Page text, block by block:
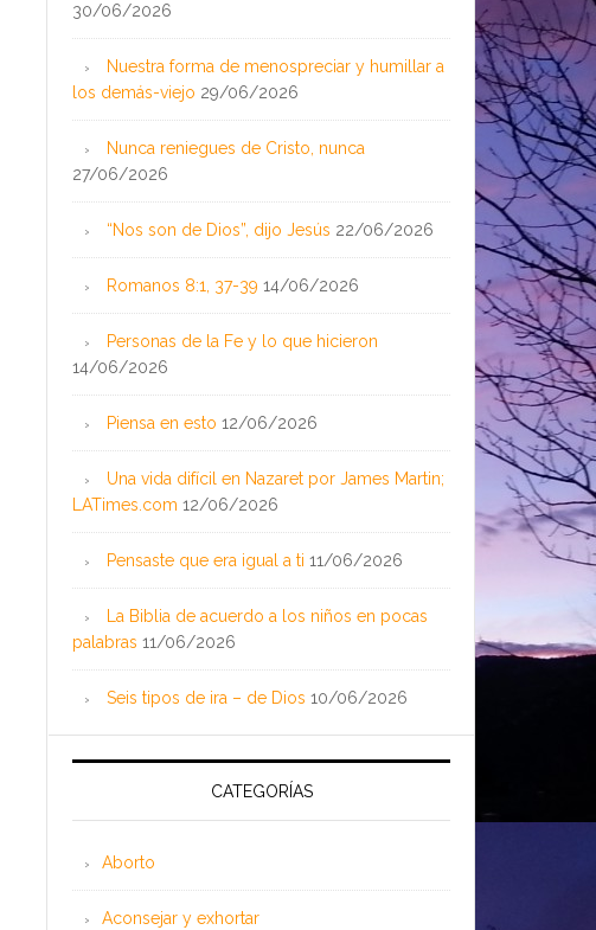
30/06/2026
Nuestra forma de menospreciar y humillar a
los demás-viejo 29/06/2026
Nunca reniegues de Cristo, nunca
27/06/2026
“Nos son de Dios”, dijo Jesús 22/06/2026
Romanos 8:1, 37-39 14/06/2026
Personas de la Fe y lo que hicieron
14/06/2026
Piensa en esto 12/06/2026
Una vida difícil en Nazaret por James Martin;
LATimes.com 12/06/2026
Pensaste que era igual a ti 11/06/2026
La Biblia de acuerdo a los niños en pocas
palabras 11/06/2026
Seis tipos de ira – de Dios 10/06/2026
CATEGORÍAS
Aborto
Aconsejar y exhortar